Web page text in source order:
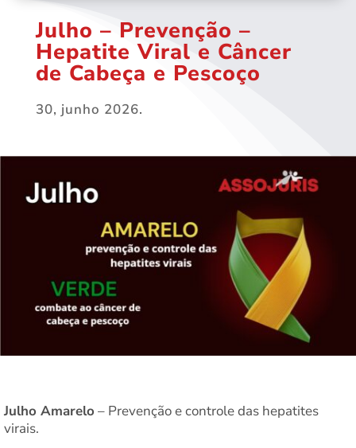
Julho – Prevenção –
Hepatite Viral e Câncer
de Cabeça e Pescoço
30, junho 2026.
Julho Amarelo – Prevenção e controle das hepatites
virais.